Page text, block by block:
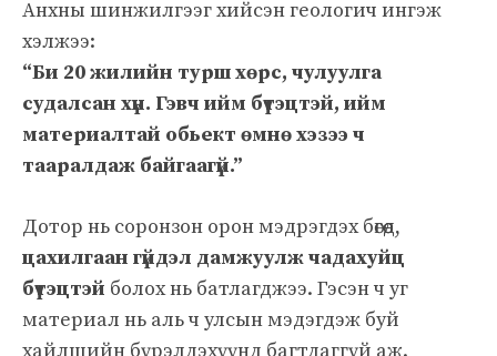
Анхны шинжилгээг хийсэн геологич ингэж
хэлжээ:
“Би 20 жилийн турш хөрс, чулуулга
судалсан хүн. Гэвч ийм бүтэцтэй, ийм
материалтай обьект өмнө хэзээ ч
тааралдаж байгаагүй.”
Дотор нь соронзон орон мэдрэгдэх бөгөөд,
цахилгаан гүйдэл дамжуулж чадахуйц
бүтэцтэй болох нь батлагджээ. Гэсэн ч уг
материал нь аль ч улсын мэдэгдэж буй
хайлшийн бүрэлдэхүүнд багтдаггүй аж.